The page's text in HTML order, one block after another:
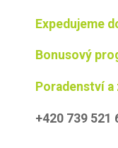
Expedujeme
Bonusový
Poradenství
+420 739 521